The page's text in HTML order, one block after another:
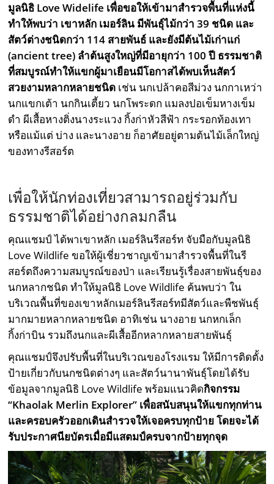
มูลนิธิ Love Widelife เพื่อขอให้เข้ามาสำรวจพื้นที่แห่งนี้
ทำให้พบว่า เขาหลัก เมอร์ลิน มีพันธุ์ไม้กว่า 39 ชนิด และ
สัตว์ต่างชนิดกว่า 114 สายพันธ์ และยังมีต้นไม้เก่าแก่
(ancient tree) ลำต้นสูงใหญ่ที่มีอายุกว่า 100 ปี ธรรมชาติ
ที่สมบูรณ์ทำให้แขกผู้มาเยือนมีโอกาสได้พบเห็นสัตว์
สวยงามหลากหลายชนิด เช่น นกเปล้าคอสีม่วง นกกาเหว่า
นกแขกเต้า นกกินเตี้ยว นกโพระดก แมลงปอเข็มหางเข็ม
ดำ ผีเสื้อหางติ่งนางระแวง กิ้งก่าหัวสีฟ้า กระรอกท้องเทา
หรือแม้แต่ บ่าง และนางอาย ก็อาศัยอยู่ตามต้นไม้เล็กใหญ่
ของทางรีสอร์ต
เพื่อให้นักท่องเที่ยวสามารถอยู่ร่วมกับ
ธรรมชาติได้อย่างกลมกลืน
คุณแชมป์ ได้พาเขาหลัก เมอร์ลินรีสอร์ท จับมือกับมูลนิธิ
Love Wildlife ขอให้ผู้เชี่ยวชาญเข้ามาสำรวจพื้นที่ในรี
สอร์ตถึงความสมบูรณ์ของป่า และเรียนรู้เรื่องสายพันธุ์ของ
นกหลากชนิด ทำให้มูลนิธิ Love Wildlife ค้นพบว่า ใน
บริเวณพื้นที่ของเขาหลักเมอร์ลินรีสอร์ทมีสัตว์และพืชพันธุ์
มากมายหลากหลายชนิด อาทิเช่น นางอาย นกหกเล็ก
กิ้งก่าบิน รวมถึงนกและผีเสื้ออีกหลากหลายสายพันธุ์
คุณแชมป์จึงปรับพื้นที่ในบริเวณของโรงแรม ให้มีการติดตั้ง
ป้ายเกี่ยวกับนกชนิดต่างๆ และสัตว์นานาพันธุ์โดยได้รับ
ข้อมูลจากมูลนิธิ Love Wildlife พร้อมแนวคิดกิจกรรม
“Khaolak Merlin Explorer” เพื่อสนับสนุนให้แขกทุกท่าน
และครอบครัวออกเดินสำรวจให้เจอครบทุกป้าย โดยจะได้
รับประกาศนียบัตรเมื่อมีแสตมป์ครบจากป้ายทุกจุด